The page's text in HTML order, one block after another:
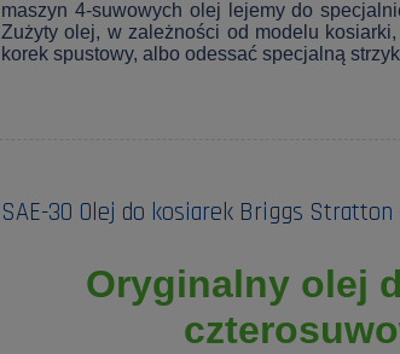
maszyn 4-suwowych olej lejemy do
Zużyty olej, w zależności od modelu
korek spustowy, albo odessać specjalną
SAE-30 Olej do kosiarek Briggs Stratton
Oryginalny olej